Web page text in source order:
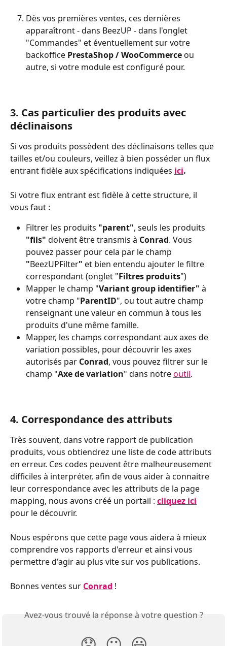
Dès vos premières ventes, ces dernières
apparaîtront - dans BeezUP - dans l'onglet
"Commandes" et éventuellement sur votre
backoffice PrestaShop / WooCommerce ou
autre, si votre module est configuré pour.
3. Cas particulier des produits avec
déclinaisons
Si vos produits possèdent des déclinaisons telles que
tailles et/ou couleurs, veillez à bien posséder un flux
entrant fidèle aux spécifications indiquées ici.
Si votre flux entrant est fidèle à cette structure, il
vous faut :
Filtrer les produits "parent", seuls les produits
"fils" doivent être transmis à Conrad. Vous
pouvez passer pour cela par le champ
"BeezUPFilter" et bien entendu ajouter le filtre
correspondant (onglet "Filtres produits")
Mapper le champ "Variant group identifier" à
votre champ "ParentID", ou tout autre champ
renseignant une valeur en commun à tous les
produits d'une même famille.
Mapper, les champs correspondant aux axes de
variation possibles, pour découvrir les axes
autorisés par Conrad, vous pouvez filtrer sur le
champ "Axe de variation" dans notre outil.
4. Correspondance des attributs
Très souvent, dans votre rapport de publication
produits, vous obtiendrez une liste de code attributs
en erreur. Ces codes peuvent être malheureusement
difficiles à interpréter, afin de vous aider à connaitre
leur correspondance avec les attributs de la page
mapping, nous avons créé un portail : cliquez ici
pour le découvrir.
Nous espérons que cette page vous aidera à mieux
comprendre vos rapports d'erreur et ainsi vous
permettre d'agir au plus vite sur vos publications.
Bonnes ventes sur Conrad !
Avez-vous trouvé la réponse à votre question ?